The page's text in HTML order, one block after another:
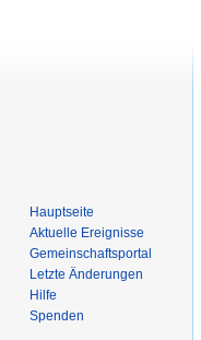
Hauptseite
Aktuelle Ereignisse
Gemeinschafts­portal
Letzte Änderungen
Hilfe
Spenden